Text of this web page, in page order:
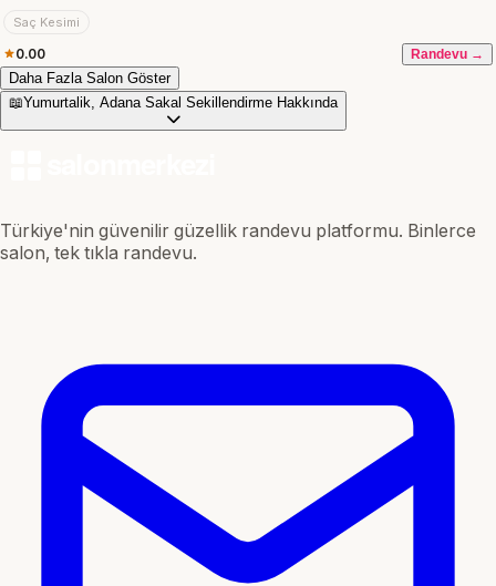
Saç Kesimi
0.00 Randevu →
Daha Fazla Salon Göster
📖Yumurtalik, Adana Sakal Sekillendirme Hakkında
Türkiye'nin güvenilir güzellik randevu platformu. Binlerce
salon, tek tıkla randevu.